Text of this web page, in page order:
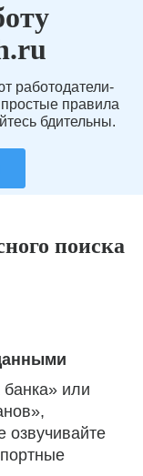
работодатели-
правила
бдительны.
поиска
или
озвучивайте